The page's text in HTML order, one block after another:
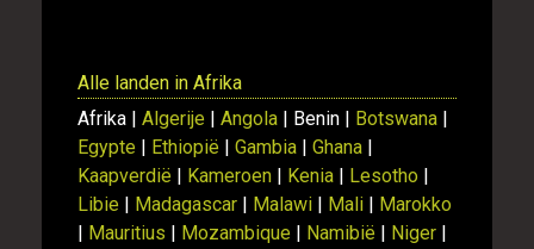
Alle landen in Afrika
Afrika | Algerije | Angola | Benin | Botswana |
Egypte | Ethiopië | Gambia | Ghana |
Kaapverdië | Kameroen | Kenia | Lesotho |
Libie | Madagascar | Malawi | Mali | Marokko
| Mauritius | Mozambique | Namibië | Niger |